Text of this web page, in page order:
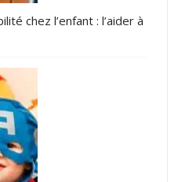
chez l’enfant : l’aider à